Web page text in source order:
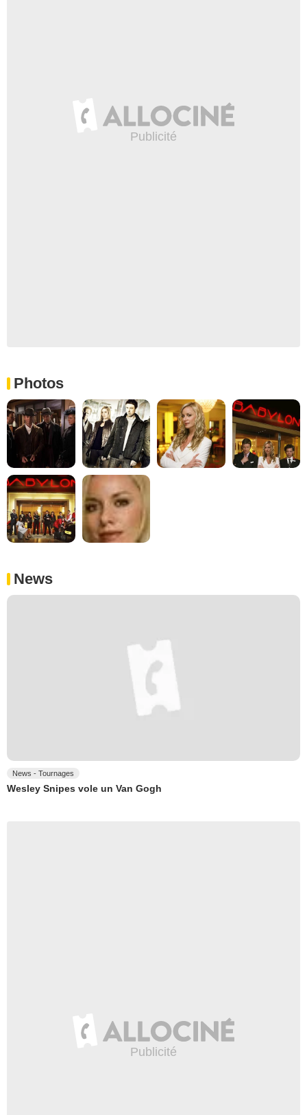
Photos
News
News - Tournages
Wesley Snipes vole un Van Gogh